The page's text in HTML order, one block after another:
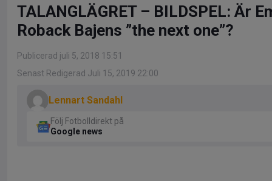
TALANGLÄGRET – BILDSPEL: Är
Roback Bajens ”the next one”?
Publicerad juli 5, 2018 15:51
Senast Redigerad Juli 15, 2019 22:00
Lennart Sandahl
Följ Fotbolldirekt på
Google news